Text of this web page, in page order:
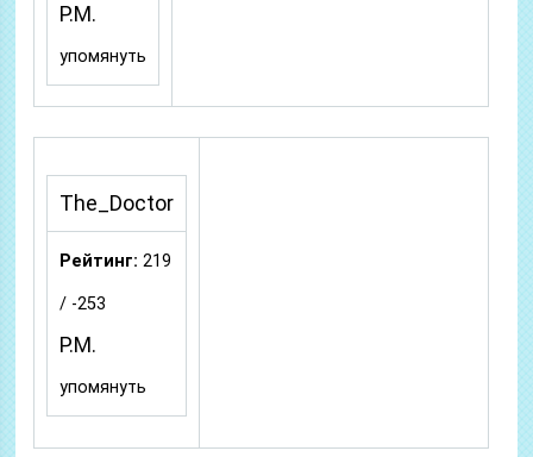
P.M.
упомянуть
The_Doctor
Рейтинг: 219
/ -253
P.M.
упомянуть